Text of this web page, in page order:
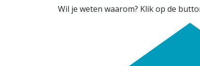
Wil je weten waarom? Klik op de